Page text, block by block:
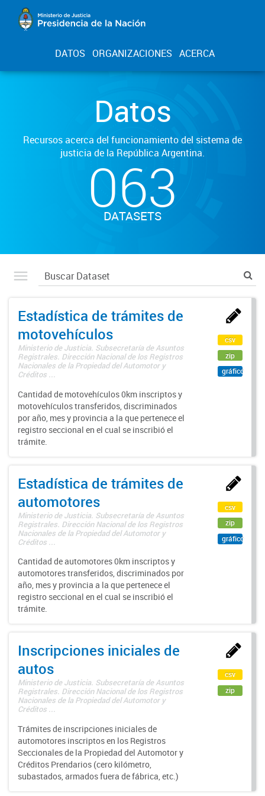
DATOS ORGANIZACIONES ACERCA
Datos
Recursos acerca del funcionamiento del sistema de
justicia de la República Argentina.
063
DATASETS
Estadística de trámites de
motovehículos
Ministerio de Justicia. Subsecretaría de Asuntos
Registrales. Dirección Nacional de los Registros
Nacionales de la Propiedad del Automotor y
Créditos ...
Cantidad de motovehículos 0km inscriptos y
motovehículos transferidos, discriminados
por año, mes y provincia a la que pertenece el
registro seccional en el cual se inscribió el
trámite.
csv
zip
gráfico
Estadística de trámites de
automotores
Ministerio de Justicia. Subsecretaría de Asuntos
Registrales. Dirección Nacional de los Registros
Nacionales de la Propiedad del Automotor y
Créditos ...
Cantidad de automotores 0km inscriptos y
automotores transferidos, discriminados por
año, mes y provincia a la que pertenece el
registro seccional en el cual se inscribió el
trámite.
csv
zip
gráfico
Inscripciones iniciales de
autos
Ministerio de Justicia. Subsecretaría de Asuntos
Registrales. Dirección Nacional de los Registros
Nacionales de la Propiedad del Automotor y
Créditos ...
Trámites de inscripciones iniciales de
automotores inscriptos en los Registros
Seccionales de la Propiedad del Automotor y
Créditos Prendarios (cero kilómetro,
subastados, armados fuera de fábrica, etc.)
csv
zip